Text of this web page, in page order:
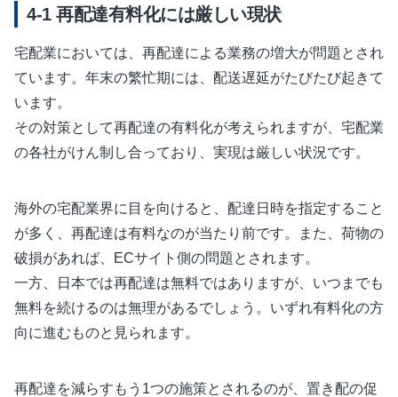
再配達有料化には厳しい現状
宅配業においては、再配達による業務の増大が問題とされ
ています。年末の繁忙期には、配送遅延がたびたび起きて
います。
その対策として再配達の有料化が考えられますが、宅配業
の各社がけん制し合っており、実現は厳しい状況です。
海外の宅配業界に目を向けると、配達日時を指定すること
が多く、再配達は有料なのが当たり前です。また、荷物の
破損があれば、ECサイト側の問題とされます。
一方、日本では再配達は無料ではありますが、いつまでも
無料を続けるのは無理があるでしょう。いずれ有料化の方
向に進むものと見られます。
再配達を減らすもう1つの施策とされるのが、置き配の促